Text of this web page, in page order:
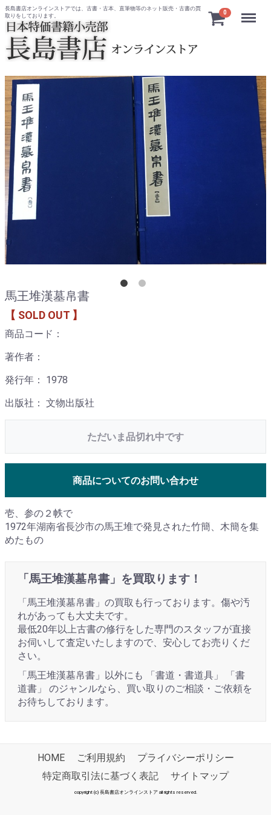
長島書店オンラインストアでは、古書・古本、直筆物等のネット販売・古書の買
取りをしております。
0 Menu
馬王堆漢墓帛書
【 SOLD OUT 】
商品コード：
著作者：
発行年： 1978
出版社： 文物出版社
ただいま品切れ中です
商品についてのお問い合わせ
壱、参の２帙で
1972年湖南省長沙市の馬王堆で発見された竹簡、木簡を集
めたもの
「馬王堆漢墓帛書」を買取ります！
「馬王堆漢墓帛書」の買取も行っております。傷や汚
れがあっても大丈夫です。
最低20年以上古書の修行をした専門のスタッフが直接
お伺いして査定いたしますので、安心してお売りくだ
さい。
「馬王堆漢墓帛書」以外にも 「書道・書道具」 「書
道書」 のジャンルなら、買い取りのご相談・ご依頼を
お待ちしております。
HOME ご利用規約
プライバシーポリシー
特定商取引法に基づく表記
サイトマップ
copyright (c) 長島書店オンラインストア all rights reserved.